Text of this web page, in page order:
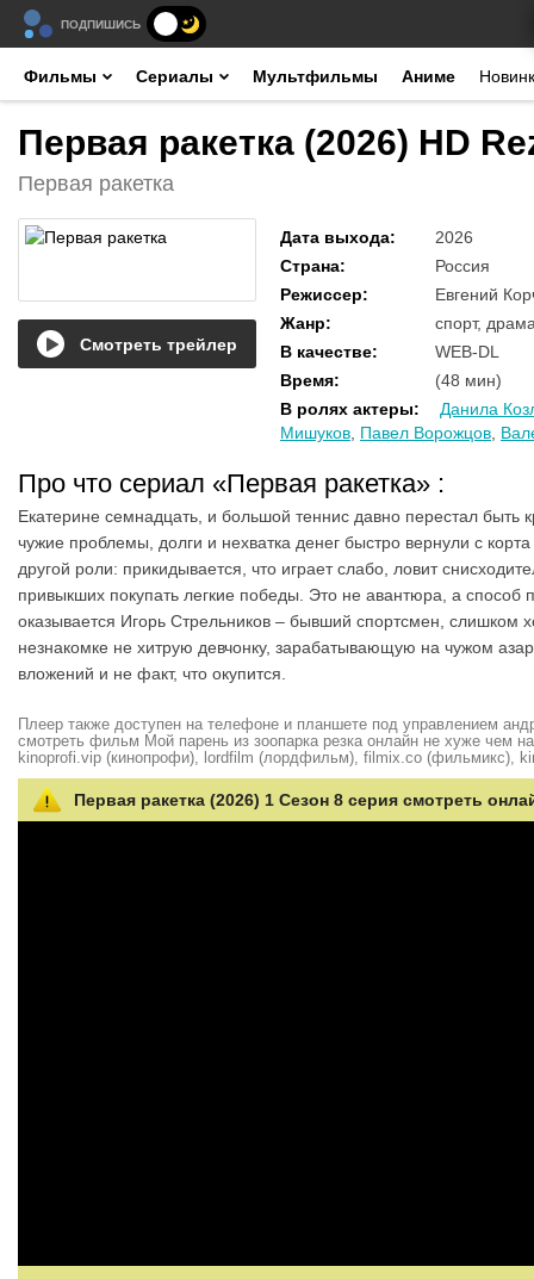
ПОДПИШИСЬ
Фильмы Сериалы Мультфильмы Аниме
Первая ракетка (2026) HD
Первая ракетка
Смотреть трейлер
Дата выхода:
2026
Страна:
Россия
Режиссер:
Евгений
Жанр:
спорт,
В качестве:
WEB-DL
Время:
(48 мин)
В ролях актеры:
Данила
Мишуков Павел Ворожцов
Про что сериал «Первая ракетка» :
Екатерине семнадцать, и большой теннис давно перестал
чужие проблемы, долги и нехватка денег быстро вернули с
другой роли: прикидывается, что играет слабо, ловит
привыкших покупать легкие победы. Это не авантюра, а
оказывается Игорь Стрельников – бывший спортсмен,
незнакомке не хитрую девчонку, зарабатывающую на чужом
вложений и не факт, что окупится.
Плеер также доступен на телефоне и планшете под управлением
смотреть фильм Мой парень из зоопарка резка онлайн не хуже чем
kinoprofi.vip (кинопрофи), lordfilm (лордфильм), filmix.co (фильмикс),
Первая ракетка (2026) 1 Сезон 8 серия смотреть